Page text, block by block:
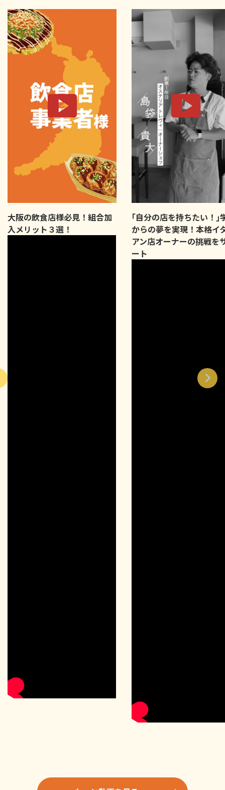
大阪の飲食店様必見！組合加
入メリット３選！
｢自分の店を持ちたい！｣
からの夢を実現！本格イ
アン店オーナーの挑戦を
ート